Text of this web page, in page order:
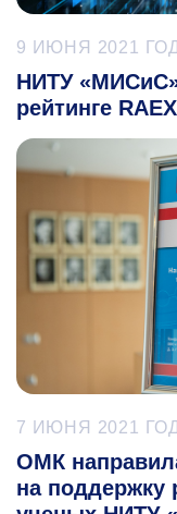
9 ИЮНЯ 2021
НИТУ
рейтинге
7 ИЮНЯ 2021
ОМК
на поддержку